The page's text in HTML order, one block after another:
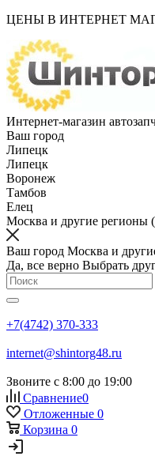
ЦЕНЫ В ИНТЕРНЕТ
Интернет-магазин
Ваш город
Липецк
Липецк
Воронеж
Тамбов
Елец
Москва и другие регионы
Ваш город Москва и
Да, все верно Выбрать
+7(4742) 370-333
internet@shintorg48.ru
Звоните с 8:00 до 19:00
Сравнение0
Отложенные 0
Корзина 0